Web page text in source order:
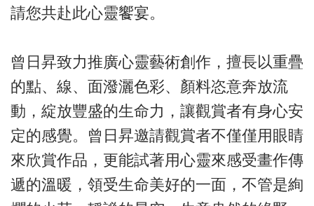
請您共赴此心靈饗宴。
曾日昇致力推廣心靈藝術創作，擅長以重疊
的點、線、面潑灑色彩、顏料恣意奔放流
動，綻放豐盛的生命力，讓觀賞者有身心安
定的感覺。曾日昇邀請觀賞者不僅僅用眼睛
來欣賞作品，更能試著用心靈來感受畫作傳
遞的溫暖，領受生命美好的一面，不管是絢